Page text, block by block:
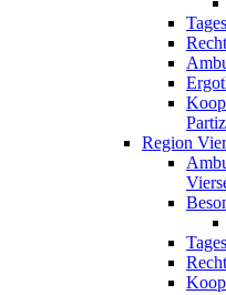
Region